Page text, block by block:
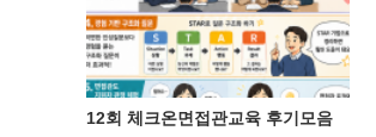
12회 체크온면접관교육 후기모음